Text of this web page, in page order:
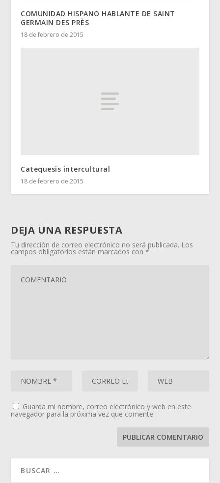
COMUNIDAD HISPANO HABLANTE DE SAINT
GERMAIN DES PRÈS
18 de febrero de 2015
Catequesis intercultural
18 de febrero de 2015
DEJA UNA RESPUESTA
Tu dirección de correo electrónico no será publicada. Los
campos obligatorios están marcados con*
Guarda mi nombre, correo electrónico y web en este
navegador para la próxima vez que comente.